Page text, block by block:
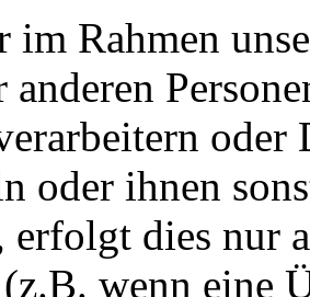
im Rahmen
anderen
oder
oder ihnen
erfolgt dies nur
wenn eine